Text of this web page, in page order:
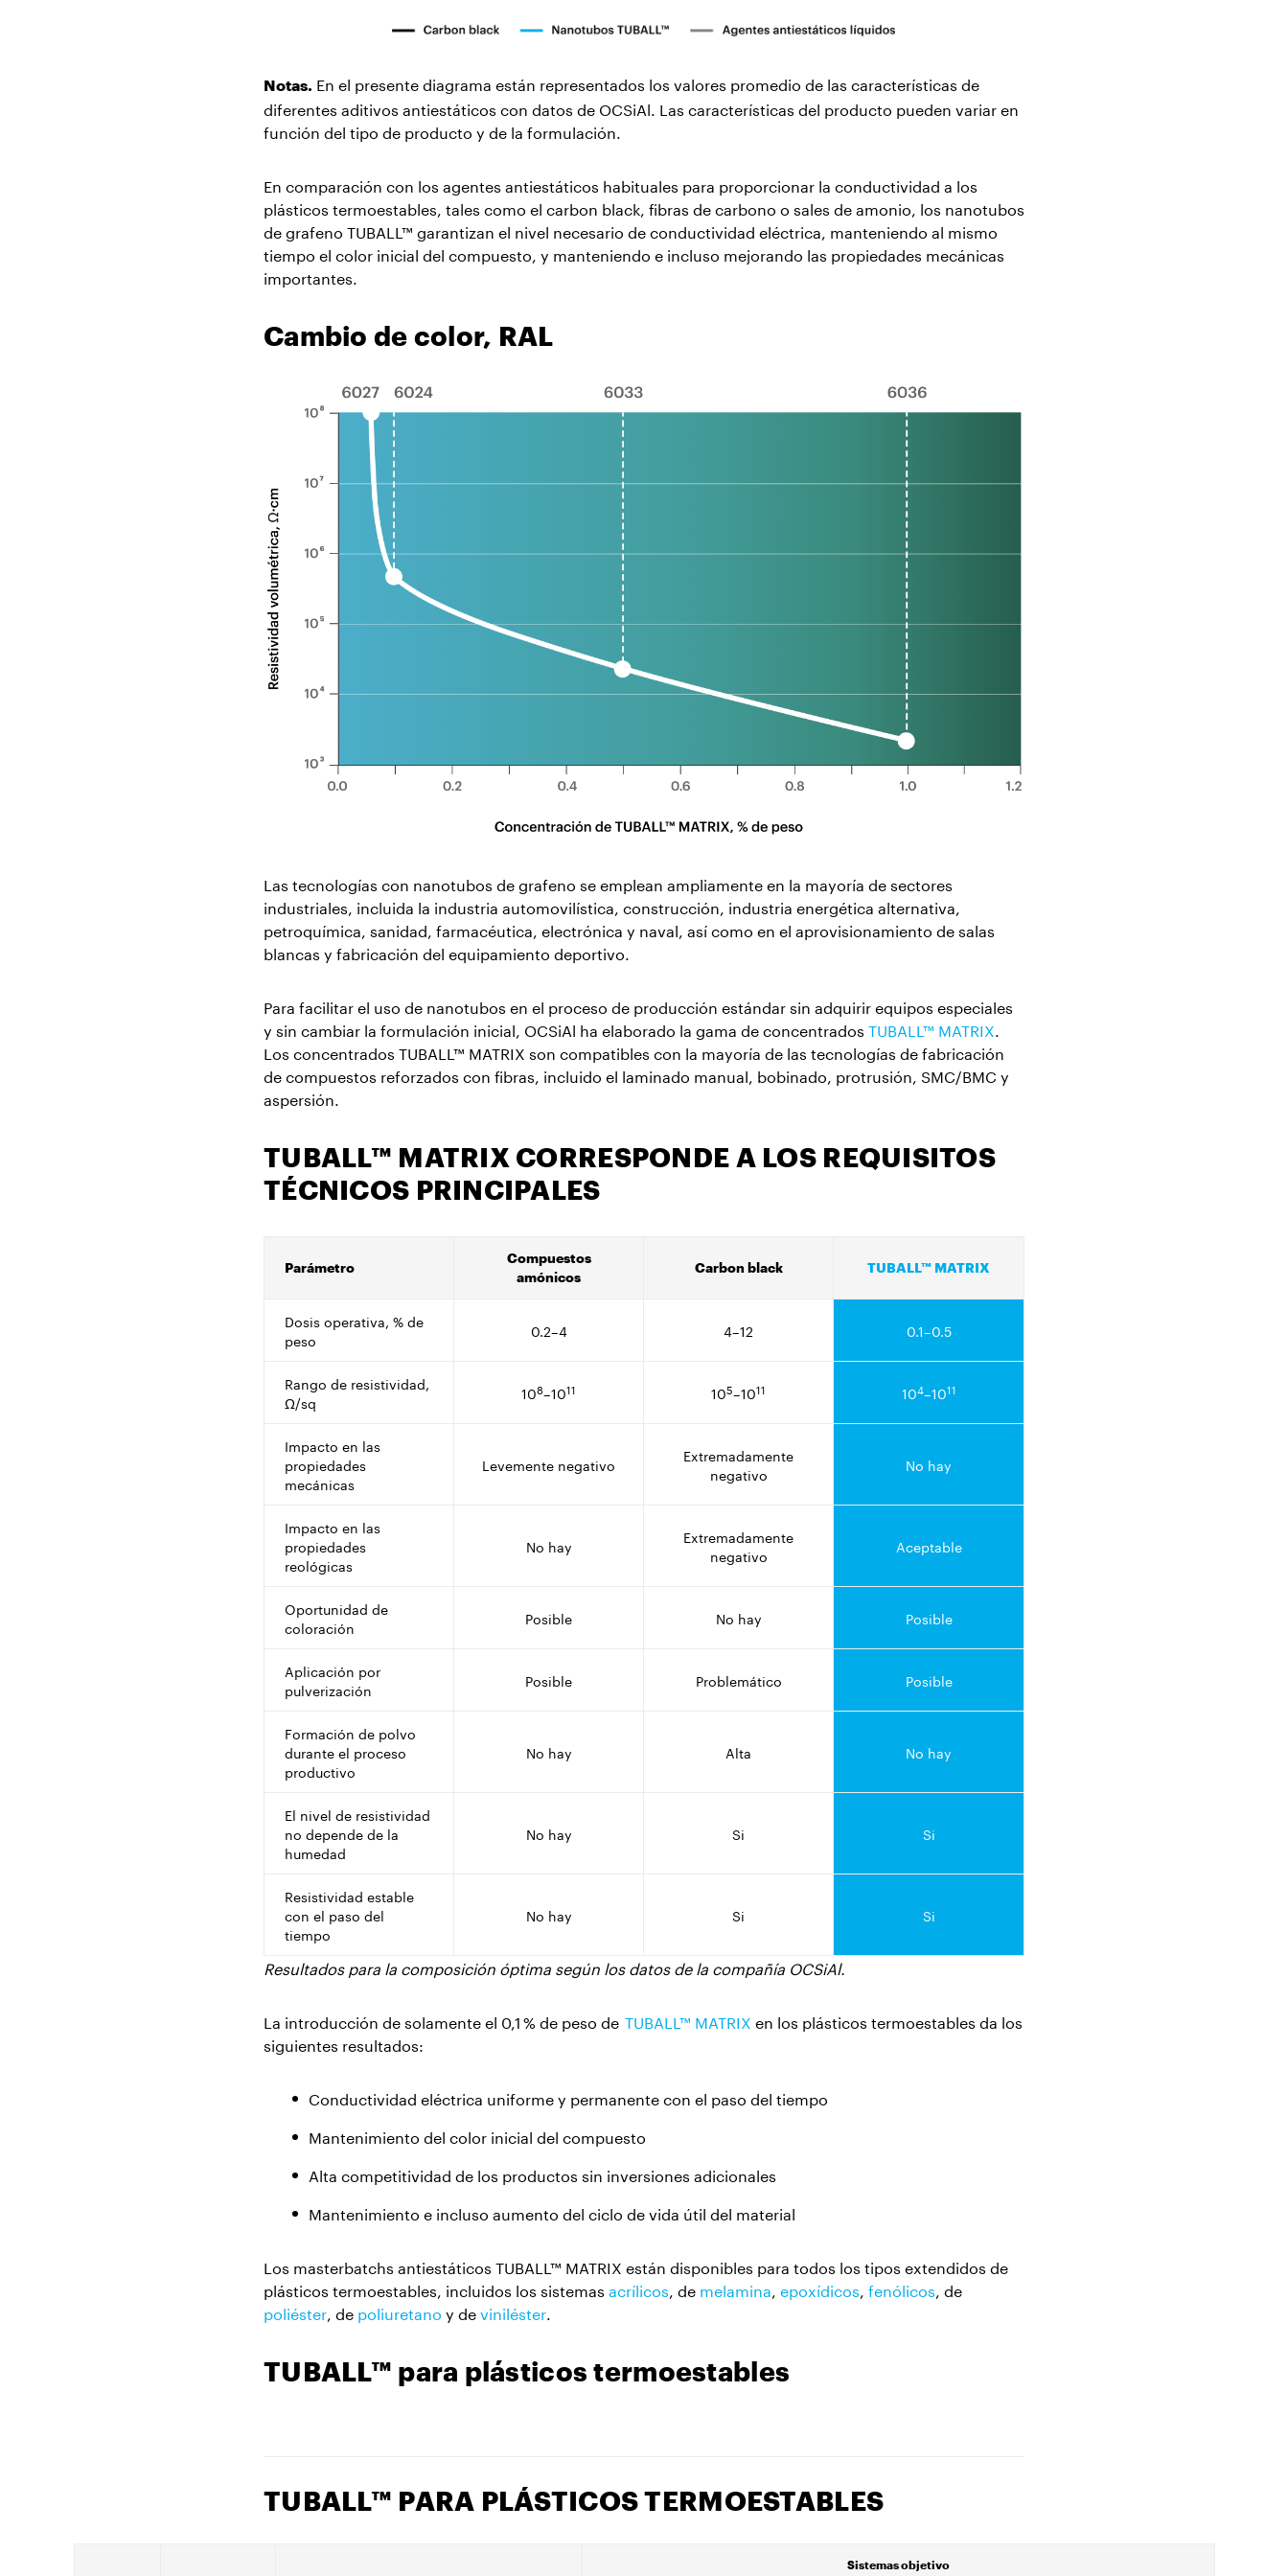
Notas. En el presente diagrama están representados los valores promedio de las características de
diferentes aditivos antiestáticos con datos de OCSiAl. Las características del producto pueden variar en
función del tipo de producto y de la formulación.
En comparación con los agentes antiestáticos habituales para proporcionar la conductividad a los
plásticos termoestables, tales como el carbon black, fibras de carbono o sales de amonio, los nanotubos
de grafeno TUBALL™ garantizan el nivel necesario de conductividad eléctrica, manteniendo al mismo
tiempo el color inicial del compuesto, y manteniendo e incluso mejorando las propiedades mecánicas
importantes.
Cambio de color, RAL
Las tecnologías con nanotubos de grafeno se emplean ampliamente en la mayoría de sectores
industriales, incluida la industria automovilística, construcción, industria energética alternativa,
petroquímica, sanidad, farmacéutica, electrónica y naval, así como en el aprovisionamiento de salas
blancas y fabricación del equipamiento deportivo.
Para facilitar el uso de nanotubos en el proceso de producción estándar sin adquirir equipos especiales
y sin cambiar la formulación inicial, OCSiAl ha elaborado la gama de concentrados TUBALL™ MATRIX.
Los concentrados TUBALL™ MATRIX son compatibles con la mayoría de las tecnologías de fabricación
de compuestos reforzados con fibras, incluido el laminado manual, bobinado, protrusión, SMC/BMC y
aspersión.
TUBALL™ MATRIX CORRESPONDE A LOS REQUISITOS
TÉCNICOS PRINCIPALES
Parámetro
Compuestos
amónicos
Carbon black TUBALL™ MATRIX
Dosis operativa, % de
peso
0.2–4 4–12 0.1–0.5
Rango de resistividad,
Ω/sq
108–1011 105–1011 104–1011
Impacto en las
propiedades
mecánicas
Levemente negativo
Extremadamente
negativo
No hay
Impacto en las
propiedades
reológicas
No hay
Extremadamente
negativo
Aceptable
Oportunidad de
coloración
Posible No hay Posible
Aplicación por
pulverización
Posible Problemático Posible
Formación de polvo
durante el proceso
productivo
No hay Alta No hay
El nivel de resistividad
no depende de la
humedad
No hay Si Si
Resistividad estable
con el paso del
tiempo
No hay Si Si
Resultados para la composición óptima según los datos de la compañía OCSiAl.
La introducción de solamente el 0,1 % de peso de TUBALL™ MATRIX en los plásticos termoestables da los
siguientes resultados:
Conductividad eléctrica uniforme y permanente con el paso del tiempo
Mantenimiento del color inicial del compuesto
Alta competitividad de los productos sin inversiones adicionales
Mantenimiento e incluso aumento del ciclo de vida útil del material
Los masterbatchs antiestáticos TUBALL™ MATRIX están disponibles para todos los tipos extendidos de
plásticos termoestables, incluidos los sistemas acrílicos, de melamina, epoxídicos, fenólicos, de
poliéster, de poliuretano y deviniléster.
TUBALL™ para plásticos termoestables
TUBALL™ PARA PLÁSTICOS TERMOESTABLES
Sistemas objetivo